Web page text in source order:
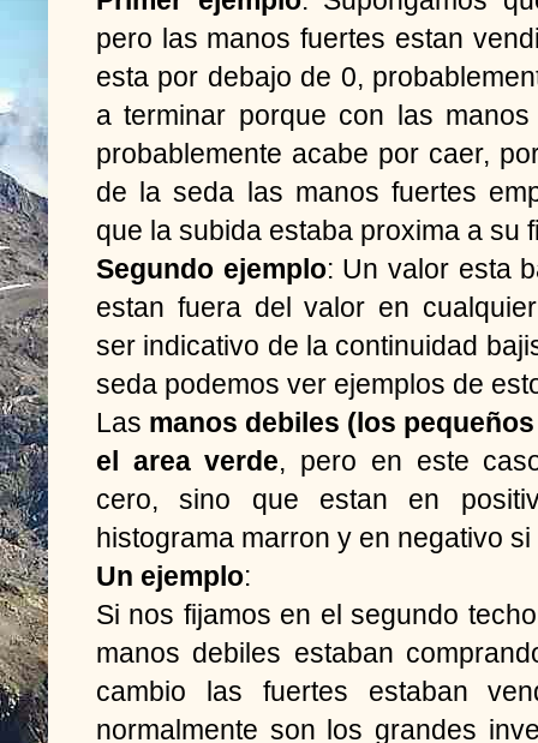
pero las manos fuertes estan
esta por debajo de 0,
a terminar porque con las
probablemente acabe por caer,
de la seda las manos fuertes
que la subida estaba proxima a su
Segundo ejemplo: Un valor esta
estan fuera del valor en
ser indicativo de la continuidad
seda podemos ver ejemplos de
Las manos debiles (los
el area verde, pero en este
cero, sino que estan en
histograma marron y en negativo
Un ejemplo:
Si nos fijamos en el segundo
manos debiles estaban
cambio las fuertes estaban
normalmente son los grandes